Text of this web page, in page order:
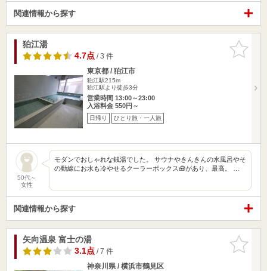
関連情報から探す
お気に入
りに追加
狛江湯
4.7点/ 3 件
東京都 / 狛江市
狛江駅215m
狛江駅より徒歩3分
営業時間 13:00～23:00
入浴料金 550円～
日帰り ひとり旅・一人旅
50代～
女性
モダンでおしゃれな銭湯でした。 サウナやきんきんの水風呂やそ
の動線にお水も冷やせるクーラーボックス🧰があり、最高。 …
関連情報から探す
お気に入
りに追加
矢向温泉 富士の湯
3.1点/ 7 件
神奈川県 / 横浜市鶴見区